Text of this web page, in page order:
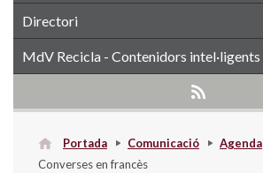
Directori
MdV Recicla - Contenidors intel·ligents
Portada Comunicació
Agenda
Converses en francès